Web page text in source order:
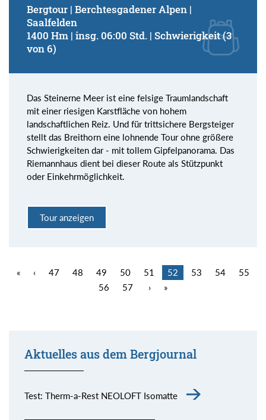
Bergtour | Berchtesgadener Alpen |
Saalfelden
1400 Hm | insg. 06:00 Std. | Schwierigkeit (3
von 6)
Das Steinerne Meer ist eine felsige Traumlandschaft
mit einer riesigen Karstfläche von hohem
landschaftlichen Reiz. Und für trittsichere Bergsteiger
stellt das Breithorn eine lohnende Tour ohne größere
Schwierigkeiten dar - mit tollem Gipfelpanorama. Das
Riemannhaus dient bei dieser Route als Stützpunkt
oder Einkehrmöglichkeit.
Tour anzeigen
« ‹ 47 48 49 50 51 52 53 54
55
56
57 › »
Aktuelles aus dem Bergjournal
Test: Therm-a-Rest NEOLOFT Isomatte